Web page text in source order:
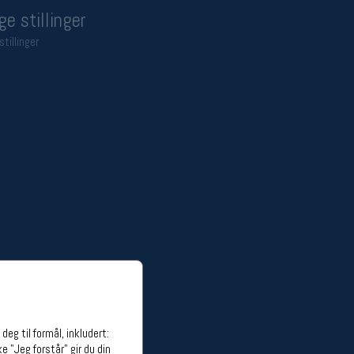
til formål, inkludert:
"Jeg forstår" gir du din
stillinger